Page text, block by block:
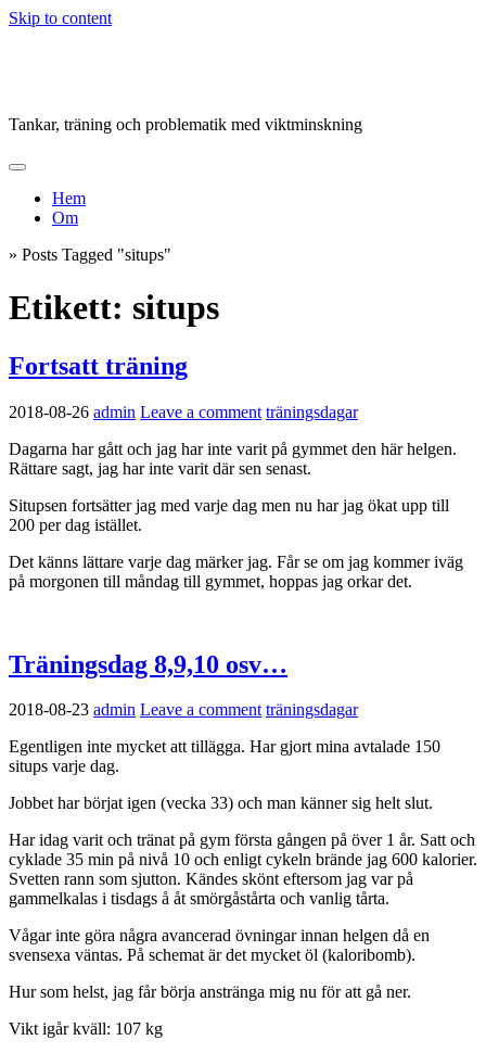
Skip to content
Tankar, träning och problematik med viktminskning
Hem
Om
» Posts Tagged "situps"
Etikett: situps
Fortsatt träning
2018-08-26 admin Leave a comment träningsdagar
Dagarna har gått och jag har inte varit på gymmet den här helgen.
Rättare sagt, jag har inte varit där sen senast.
Situpsen fortsätter jag med varje dag men nu har jag ökat upp till
200 per dag istället.
Det känns lättare varje dag märker jag. Får se om jag kommer iväg
på morgonen till måndag till gymmet, hoppas jag orkar det.
Träningsdag 8,9,10 osv…
2018-08-23 admin Leave a comment träningsdagar
Egentligen inte mycket att tillägga. Har gjort mina avtalade 150
situps varje dag.
Jobbet har börjat igen (vecka 33) och man känner sig helt slut.
Har idag varit och tränat på gym första gången på över 1 år. Satt och
cyklade 35 min på nivå 10 och enligt cykeln brände jag 600 kalorier.
Svetten rann som sjutton. Kändes skönt eftersom jag var på
gammelkalas i tisdags å åt smörgåstårta och vanlig tårta.
Vågar inte göra några avancerad övningar innan helgen då en
svensexa väntas. På schemat är det mycket öl (kaloribomb).
Hur som helst, jag får börja anstränga mig nu för att gå ner.
Vikt igår kväll: 107 kg